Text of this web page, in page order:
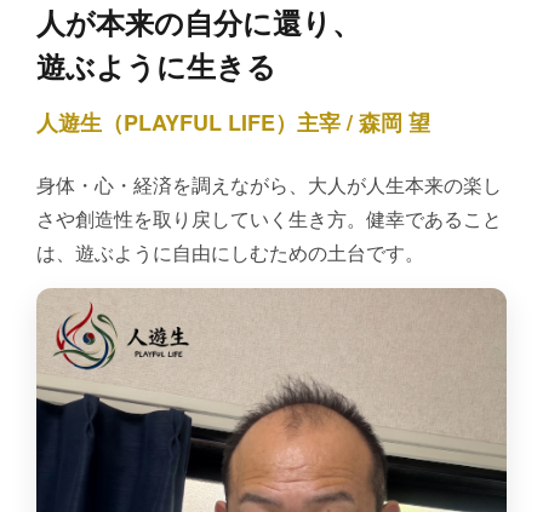
人が本来の自分に還り、
遊ぶように生きる
人遊生（PLAYFUL LIFE）主宰 / 森岡 望
身体・心・経済を調えながら、大人が人生本来の楽し
さや創造性を取り戻していく生き方。健幸であること
は、遊ぶように自由にしむための土台です。